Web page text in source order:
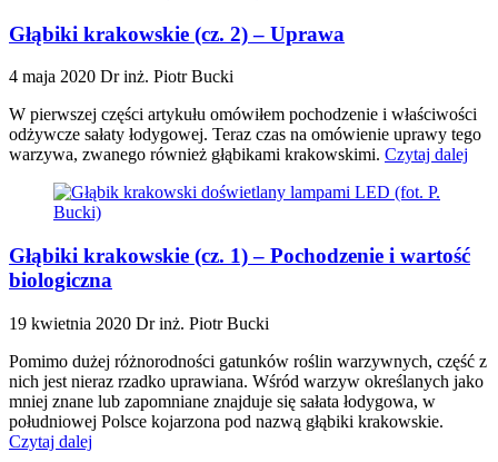
Głąbiki krakowskie (cz. 2) – Uprawa
4 maja 2020 Dr inż. Piotr Bucki
W pierwszej części artykułu omówiłem pochodzenie i właściwości
odżywcze sałaty łodygowej. Teraz czas na omówienie uprawy tego
warzywa, zwanego również głąbikami krakowskimi. Czytaj dalej
Głąbiki krakowskie (cz. 1) – Pochodzenie i wartość
biologiczna
19 kwietnia 2020 Dr inż. Piotr Bucki
Pomimo dużej różnorodności gatunków roślin warzywnych, część z
nich jest nieraz rzadko uprawiana. Wśród warzyw określanych jako
mniej znane lub zapomniane znajduje się sałata łodygowa, w
południowej Polsce kojarzona pod nazwą głąbiki krakowskie.
Czytaj dalej